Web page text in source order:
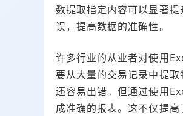
数提取指定内容可以显著
误，提高数据的准确性。
许多行业的从业者对使用
要从大量的交易记录中提
还容易出错。但通过使用
成准确的报表。这不仅提